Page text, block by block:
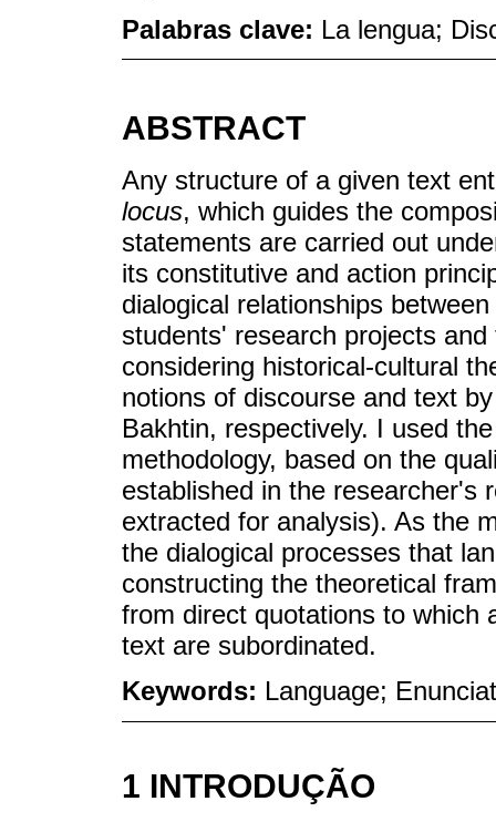
Palabras clave: La lengua;
ABSTRACT
Any structure of a given text
locus, which guides the
statements are carried out
its constitutive and action
dialogical relationships
students' research projects
considering historical-cultural
notions of discourse and text
Bakhtin, respectively. I used
methodology, based on the
established in the researcher's
extracted for analysis). As the
the dialogical processes that
constructing the theoretical
from direct quotations to which
text are subordinated.
Keywords: Language;
1 INTRODUÇÃO